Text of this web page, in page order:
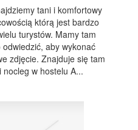
tani i komfortowy
którą jest bardzo
turystów. Mamy tam
aby wykonać
zdjęcie. Znajduje się tam
w hostelu A...